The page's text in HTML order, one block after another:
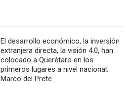
El desarrollo económico, la inversión
extranjera directa, la visión 4.0, han
colocado a Querétaro en los
primeros lugares a nivel nacional:
Marco del Prete